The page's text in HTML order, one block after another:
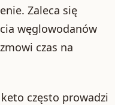
Zaleca się
węglowodanów
czas na
często prowadzi